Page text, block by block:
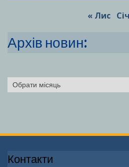
« Лис
Архів новин:
Архіви
Контакти